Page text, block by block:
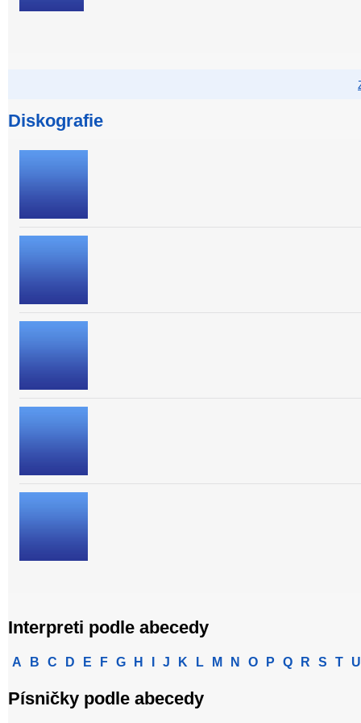
Diskografie
Interpreti podle abecedy
A B C D E F G H J K L M N O P Q R S T U
Písničky podle abecedy